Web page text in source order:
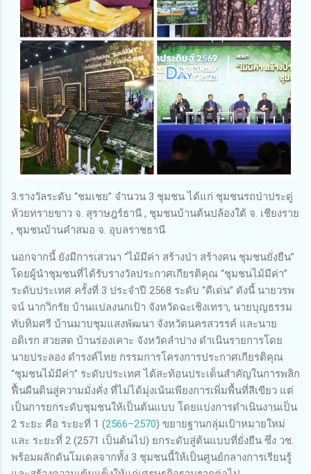
3.รางวัลระดับ “ชมเชย” จำนวน 3 ชุมชน ได้แก่ ชุมชนรถป่าประดู่
ห้วยทรายขาว จ. สุราษฎร์ธานี , ชุมชนบ้านต้นปล้องใต้ จ. เชียงราย
, ชุมชนบ้านคำสมอ จ. อุบลราชธานี
นอกจากนี้ ยังมีการเสวนา “ไม้มีค่า สร้างป่า สร้างคน ชุมชนยั่งยืน”
โดยผู้นําชุมชนที่ได้รับรางวัลประกาศเกียรติคุณ “ชุมชนไม้มีค่า”
ระดับประเทศ ครั้งที่ 3 ประจําปี 2568 ระดับ “ดีเด่น” ดังนี้ นายวรพ
จน์ นากวิกรัย บ้านแปลงนกเป้า จังหวัดฉะเชิงเทรา, นายบุญธรรม
ทับทิมศรี บ้านมาบชุมแสงพัฒนา จังหวัดนครสวรรค์ และนาย
อดิเรก สวยสด บ้านร่องเคาะ จังหวัดลําปาง ดำเนินรายการโดย
นายประลอง ดำรงค์ไทย กรรมการโครงการประกาศเกียรติคุณ
“ชุมชนไม้มีค่า” ระดับประเทศ ได้สะท้อนประเด็นสำคัญในการพลิก
ฟื้นผืนดินสู่ความมั่งคั่ง ที่ไม่ได้มุ่งเน้นเพียงการเพิ่มพื้นที่สีเขียว แต่
เป็นการยกระดับชุมชนให้เป็นต้นแบบ โดยแบ่งการดำเนินงานเป็น
2 ระยะ คือ ระยะที่ 1 (2566–2570) ขยายฐานกลุ่มเป้าหมายใหม่
และ ระยะที่ 2 (2571 เป็นต้นไป) ยกระดับสู่ต้นแบบที่ยั่งยืน ซึ่ง วช.
พร้อมผลักดันโมเดลจากทั้ง 3 ชุมชนนี้ให้เป็นศูนย์กลางการเรียนรู้